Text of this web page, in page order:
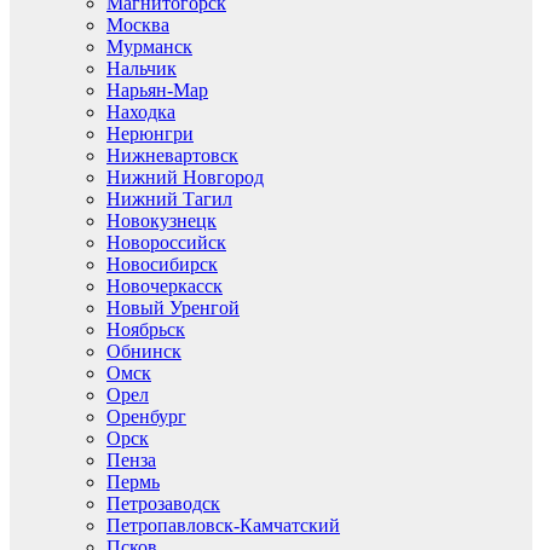
Москва
Мурманск
Нальчик
Нарьян-Мар
Находка
Нерюнгри
Нижневартовск
Нижний Новгород
Нижний Тагил
Новокузнецк
Новороссийск
Новосибирск
Новочеркасск
Новый Уренгой
Ноябрьск
Обнинск
Омск
Орел
Оренбург
Орск
Пенза
Пермь
Петрозаводск
Петропавловск-Камчатский